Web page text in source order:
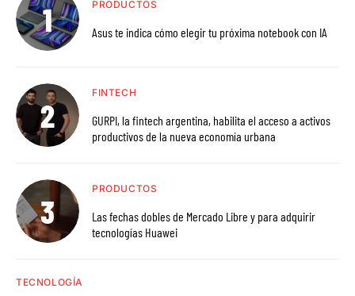
PRODUCTOS
Asus te indica cómo elegir tu próxima notebook con IA
FINTECH
GURPI, la fintech argentina, habilita el acceso a activos
productivos de la nueva economía urbana
PRODUCTOS
Las fechas dobles de Mercado Libre y para adquirir
tecnologías Huawei
TECNOLOGÍA